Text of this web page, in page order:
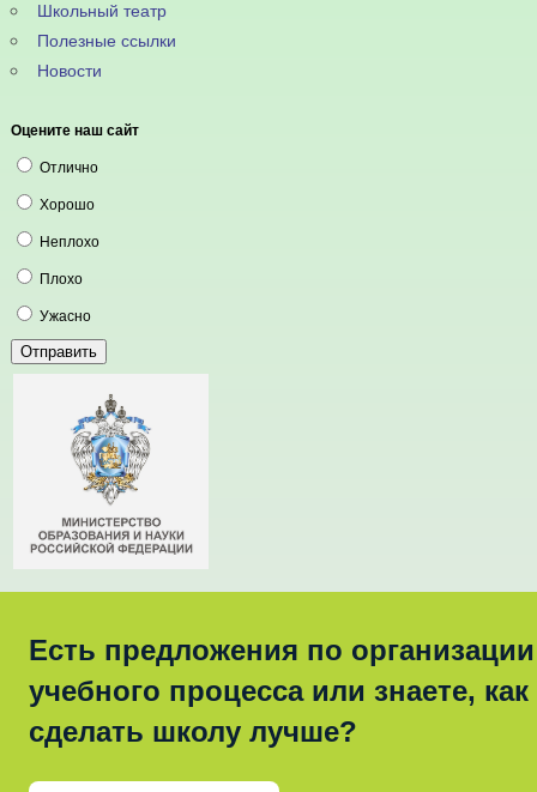
Школьный театр
Полезные ссылки
Новости
Оцените наш сайт
Отлично
Хорошо
Неплохо
Плохо
Ужасно
Есть предложения по организации
учебного процесса или знаете, как
сделать школу лучше?